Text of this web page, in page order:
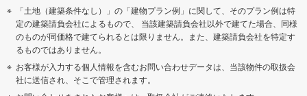
「土地（建築条件なし）」の「建物プラン例」に関して、そのプラン例は特
定の建築請負会社によるもので、 当該建築請負会社以外で建てた場合、同様
のものが同価格で建てられるとは限りません。また、建築請負会社を特定す
るものではありません。
お客様が入力する個人情報を含むお問い合わせデータは、当該物件の取扱会
社に送信され、そこで管理されます。